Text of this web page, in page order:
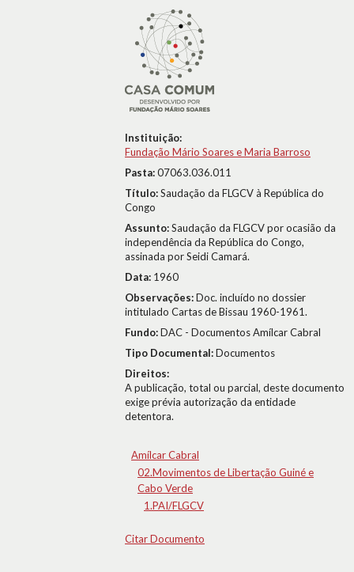
Instituição:
Fundação Mário Soares e Maria Barroso
Pasta:07063.036.011
Título:Saudação da FLGCV à República do
Congo
Assunto:Saudação da FLGCV por ocasião da
independência da República do Congo,
assinada por Seidi Camará.
Data: 1960
Observações:Doc. incluído no dossier
intitulado Cartas de Bissau 1960-1961.
Fundo:DAC - Documentos Amílcar Cabral
Tipo Documental:Documentos
Direitos:
A publicação, total ou parcial, deste documento
exige prévia autorização da entidade
detentora.
Amílcar Cabral
02.Movimentos de Libertação Guiné e
Cabo Verde
1.PAI/FLGCV
Citar Documento